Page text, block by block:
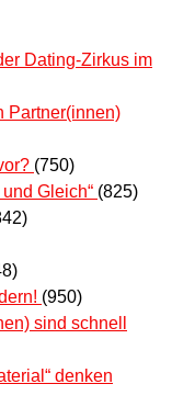
Dating-Zirkus im
Partner(innen)
(750)
Gleich“ (825)
(950)
sind schnell
denken